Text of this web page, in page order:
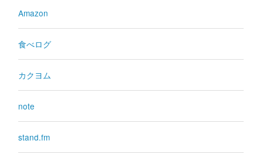
Amazon
食べログ
カクヨム
note
stand.fm